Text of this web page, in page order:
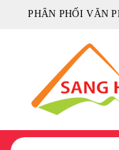
PHÂN PHỐI VĂN